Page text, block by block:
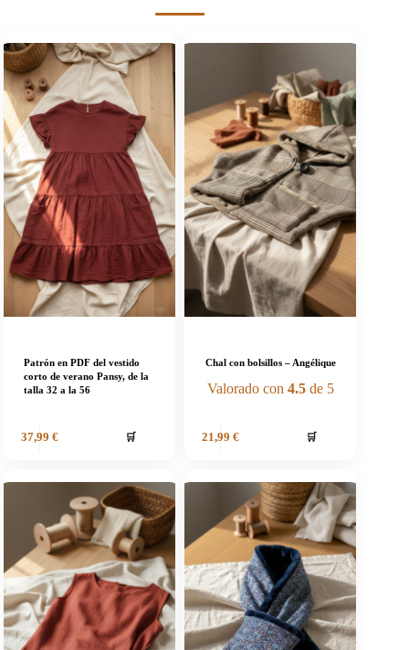
Patrón en PDF del vestido
corto de verano Pansy, de la
talla 32 a la 56
37,99 € 🛒
Chal con bolsillos – Angélique
Valorado con 4.5de 5
21,99 € 🛒